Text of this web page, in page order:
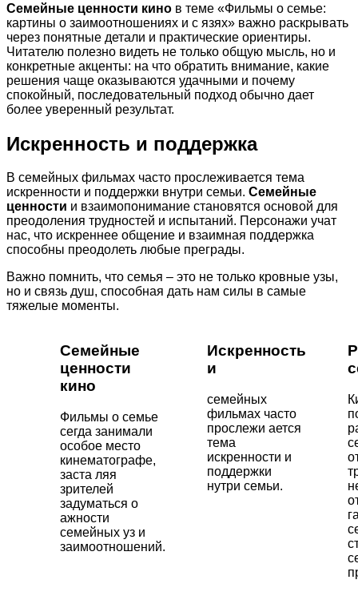
Семейные ценности кино в теме «Фильмы о семье:
картины о заимоотношениях и с язях» важно раскрывать
через понятные детали и практические ориентиры.
Читателю полезно видеть не только общую мысль, но и
конкретные акценты: на что обратить внимание, какие
решения чаще оказываются удачными и почему
спокойный, последовательный подход обычно дает
более уверенный результат.
Искренность и поддержка
В семейных фильмах часто прослеживается тема
искренности и поддержки внутри семьи. Семейные
ценности и взаимопонимание становятся основой для
преодоления трудностей и испытаний. Персонажи учат
нас, что искреннее общение и взаимная поддержка
способны преодолеть любые преграды.
Важно помнить, что семья – это не только кровные узы,
но и связь душ, способная дать нам силы в самые
тяжелые моменты.
Семейные
ценности
кино
Фильмы о семье
сегда занимали
особое место
кинематографе,
заста ляя
зрителей
задуматься о
ажности
семейных уз и
заимоотношений.
Искренность
и
семейных
фильмах часто
прослежи ается
тема
искренности и
поддержки
нутри семьи.